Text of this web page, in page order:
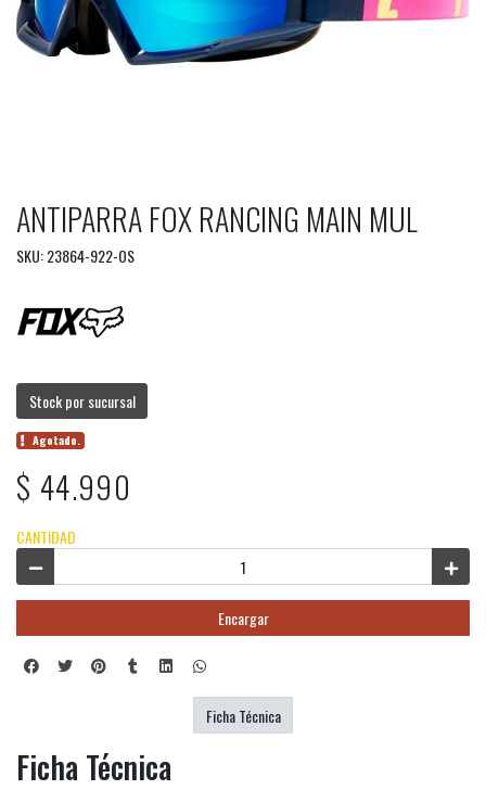
ANTIPARRA FOX RANCING MAIN MUL
SKU: 23864-922-OS
Stock por sucursal
Agotado.
$ 44.990
CANTIDAD
Encargar
Ficha Técnica
Ficha Técnica